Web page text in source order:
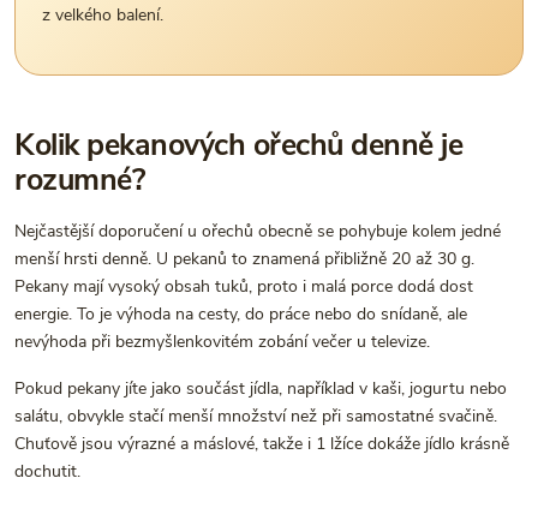
z velkého balení.
Kolik pekanových ořechů denně je
rozumné?
Nejčastější doporučení u ořechů obecně se pohybuje kolem jedné
menší hrsti denně. U pekanů to znamená přibližně 20 až 30 g.
Pekany mají vysoký obsah tuků, proto i malá porce dodá dost
energie. To je výhoda na cesty, do práce nebo do snídaně, ale
nevýhoda při bezmyšlenkovitém zobání večer u televize.
Pokud pekany jíte jako součást jídla, například v kaši, jogurtu nebo
salátu, obvykle stačí menší množství než při samostatné svačině.
Chuťově jsou výrazné a máslové, takže i 1 lžíce dokáže jídlo krásně
dochutit.